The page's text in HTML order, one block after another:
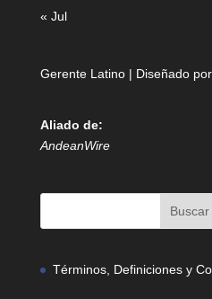
« Jul
Gerente Latino | Diseñado
Aliado de:
AndeanWire
Términos, Definiciones y